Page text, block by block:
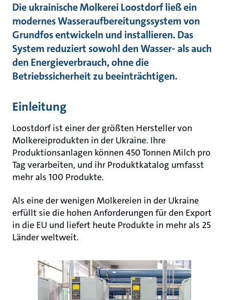
Die ukrainische Molkerei Loostdorf ließ ein
modernes Wasseraufbereitungssystem von
Grundfos entwickeln und installieren. Das
System reduziert sowohl den Wasser- als auch
den Energieverbrauch, ohne die
Betriebssicherheit zu beeinträchtigen.
Einleitung
Loostdorf ist einer der größten Hersteller von
Molkereiprodukten in der Ukraine. Ihre
Produktionsanlagen können 450 Tonnen Milch pro
Tag verarbeiten, und ihr Produktkatalog umfasst
mehr als 100 Produkte.
Als eine der wenigen Molkereien in der Ukraine
erfüllt sie die hohen Anforderungen für den Export
in die EU und liefert heute Produkte in mehr als 25
Länder weltweit.